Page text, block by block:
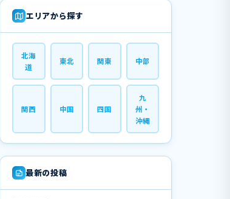
エリアから探す
北海
道
東北 関東 中部
関西 中国 四国
九
州・
沖縄
最新の投稿